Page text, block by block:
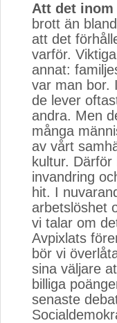
Att det inom
brott än
att det
varför.
annat:
var man bor.
de lever
andra. Men
många
av vårt
kultur.
invandring
hit. I
arbetslöshet
vi talar om
Avpixlats
bör vi
sina väljare
billiga
senaste